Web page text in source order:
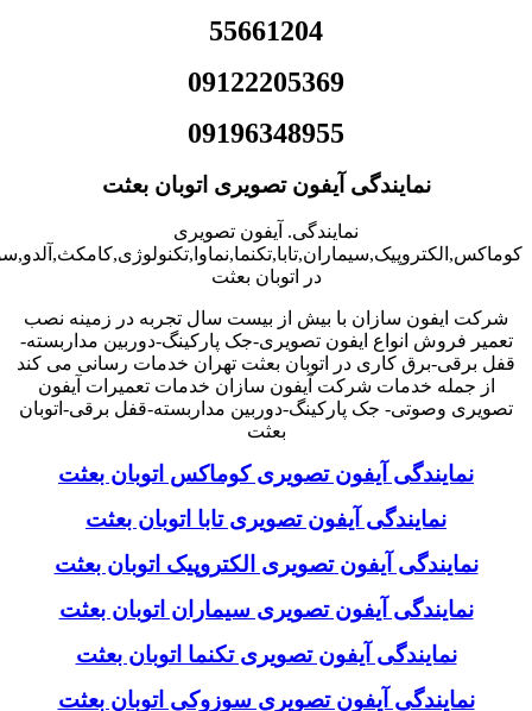
55661204
09122205369
09196348955
نمایندگی آیفون تصویری اتوبان بعثت
نمایندگی. آیفون تصویری
در اتوبان بعثت
شرکت ایفون سازان با بیش از بیست سال تجربه در زمینه نصب
تعمیر فروش انواع ایفون تصویری-جک پارکینگ-دوربین مداربسته-
قفل برقی-برق کاری در اتوبان بعثت تهران خدمات رسانی می کند
از جمله خدمات شرکت آیفون سازان خدمات تعمیرات آیفون
تصویری وصوتی- جک پارکینگ-دوربین مداربسته-قفل برقی-اتوبان
بعثت
نمایندگی آیفون تصویری کوماکس اتوبان بعثت
نمایندگی آیفون تصویری تابا اتوبان بعثت
نمایندگی آیفون تصویری الکتروپیک اتوبان بعثت
نمایندگی آیفون تصویری سیماران اتوبان بعثت
نمایندگی آیفون تصویری تکنما اتوبان بعثت
نمایندگی آیفون تصویری سوزوکی اتوبان بعثت